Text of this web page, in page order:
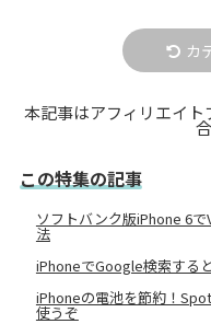
カ
本記事はアフィリエイ
この特集の記事
ソフトバンク版iPhone 6
法
iPhoneでGoogle検索する
iPhoneの電池を節約！
使うぞ